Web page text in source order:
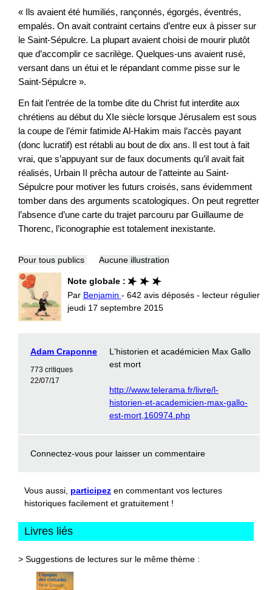
« Ils avaient été humiliés, rançonnés, égorgés, éventrés,
empalés. On avait contraint certains d’entre eux à pisser sur
le Saint-Sépulcre. La plupart avaient choisi de mourir plutôt
que d’accomplir ce sacrilège. Quelques-uns avaient rusé,
versant dans un étui et le répandant comme pisse sur le
Saint-Sépulcre ».
En fait l’entrée de la tombe dite du Christ fut interdite aux
chrétiens au début du XIe siècle lorsque Jérusalem est sous
la coupe de l’émir fatimide Al-Hakim mais l’accès payant
(donc lucratif) est rétabli au bout de dix ans. Il est tout à fait
vrai, que s’appuyant sur de faux documents qu’il avait fait
réalisés, Urbain II prêcha autour de l'atteinte au Saint-
Sépulcre pour motiver les futurs croisés, sans évidemment
tomber dans des arguments scatologiques. On peut regretter
l’absence d’une carte du trajet parcouru par Guillaume de
Thorenc, l’iconographie est totalement inexistante.
Pour tous publics Aucune illustration
Note globale :
Par Benjamin - 642 avis déposés - lecteur régulier
jeudi 17 septembre 2015
Adam Craponne
773 critiques
22/07/17
L'historien et académicien Max Gallo
est mort
http://www.telerama.fr/livre/l-
historien-et-academicien-max-gallo-
est-mort,160974.php
Connectez-vous pour laisser un commentaire
Vous aussi, participez en commentant vos lectures
historiques facilement et gratuitement !
Livres liés
> Suggestions de lectures sur le même thème :